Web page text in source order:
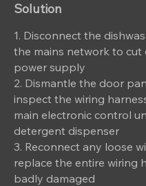
Solution
1. Disconnect the
the mains network to cut
power supply
2. Dismantle the door
inspect the wiring
main electronic control
detergent dispenser
3. Reconnect any loose
replace the entire wiring
badly damaged